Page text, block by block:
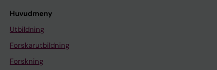
Huvudmeny
Utbildning
Forskarutbildning
Forskning